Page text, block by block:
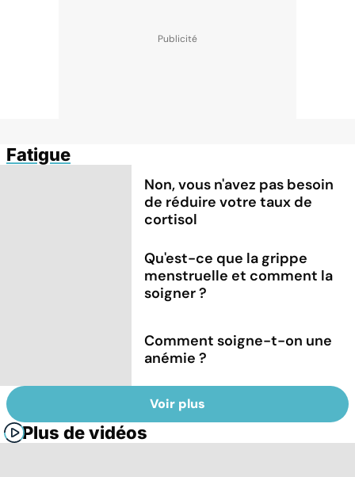
Fatigue
Non, vous n'avez pas besoin
de réduire votre taux de
cortisol
Qu'est-ce que la grippe
menstruelle et comment la
soigner ?
Comment soigne-t-on une
anémie ?
Voir plus
Plus de vidéos